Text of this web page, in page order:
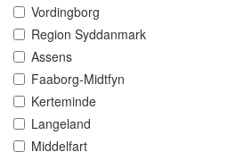
Vordingborg
Region Syddanmark
Assens
Faaborg-Midtfyn
Kerteminde
Langeland
Middelfart